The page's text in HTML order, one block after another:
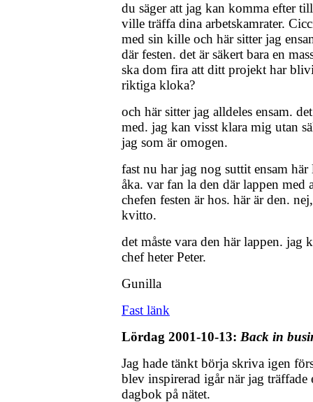
du säger att jag kan komma efter
ville träffa dina arbetskamrater.
med sin kille och här sitter jag
där festen. det är säkert bara en
ska dom fira att ditt projekt har
riktiga kloka?
och här sitter jag alldeles ensam.
med. jag kan visst klara mig utan
jag som är omogen.
fast nu har jag nog suttit ensam
åka. var fan la den där lappen med
chefen festen är hos. här är den.
kvitto.
det måste vara den här lappen. jag
chef heter Peter.
Gunilla
Fast länk
Lördag 2001-10-13: Back in
Jag hade tänkt börja skriva igen
blev inspirerad igår när jag träffade
dagbok på nätet.